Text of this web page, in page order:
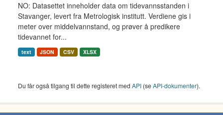
NO: Datasettet inneholder data om tidevannsstanden i
Stavanger, levert fra Metrologisk institutt. Verdiene gis i
meter over middelvannstand, og prøver å predikere
tidevannet for...
text JSON CSV XLSX
Du får også tilgang til dette registeret med API (seAPI-dokumenter).